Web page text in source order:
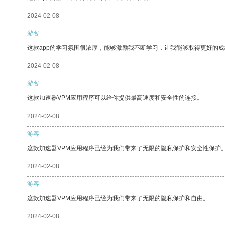
2024-02-08
游客
这款app的学习氛围很浓厚，能够激励我不断学习，让我能够取得更好的
2024-02-08
游客
这款加速器VPM应用程序可以给你提供最高速度和安全性的连接。
2024-02-08
游客
这款加速器VPM应用程序已经为我们带来了无限的隐私保护和安全性保护
2024-02-08
游客
这款加速器VPM应用程序已经为我们带来了无限的隐私保护和自由。
2024-02-08